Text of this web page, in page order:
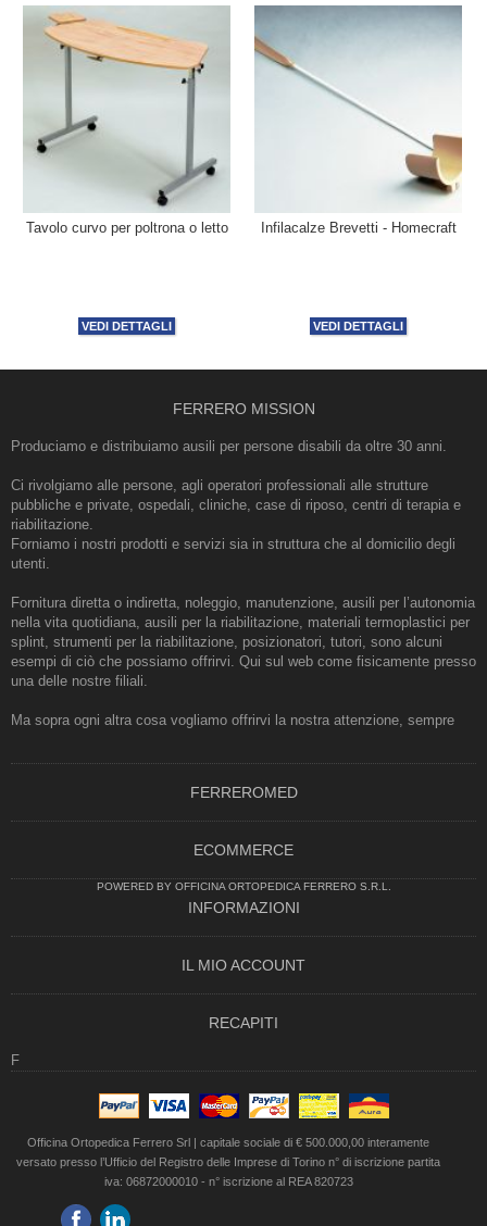
Tavolo curvo per poltrona o letto
VEDI DETTAGLI
Infilacalze Brevetti - Homecraft
VEDI DETTAGLI
FERRERO MISSION
Produciamo e distribuiamo ausili per persone disabili da oltre 30 anni.
Ci rivolgiamo alle persone, agli operatori professionali alle strutture
pubbliche e private, ospedali, cliniche, case di riposo, centri di terapia e
riabilitazione.
Forniamo i nostri prodotti e servizi sia in struttura che al domicilio degli
utenti.
Fornitura diretta o indiretta, noleggio, manutenzione, ausili per l’autonomia
nella vita quotidiana, ausili per la riabilitazione, materiali termoplastici per
splint, strumenti per la riabilitazione, posizionatori, tutori, sono alcuni
esempi di ciò che possiamo offrirvi. Qui sul web come fisicamente presso
una delle nostre filiali.
Ma sopra ogni altra cosa vogliamo offrirvi la nostra attenzione, sempre
FERREROMED
ECOMMERCE
POWERED BY OFFICINA ORTOPEDICA FERRERO S.R.L.
INFORMAZIONI
IL MIO ACCOUNT
RECAPITI
F
Officina Ortopedica Ferrero Srl | capitale sociale di € 500.000,00 interamente
versato presso l’Ufficio del Registro delle Imprese di Torino n° di iscrizione partita
iva: 06872000010 - n° iscrizione al REA 820723